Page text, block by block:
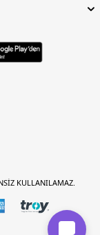
KULLANILAMAZ.